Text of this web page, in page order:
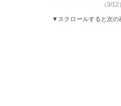
（3/12
▼スクロールすると次の